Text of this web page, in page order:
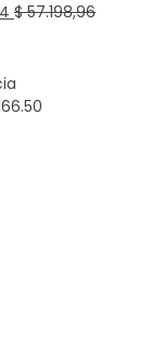
$57.198,96